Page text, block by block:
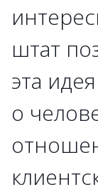
штат
эта
о